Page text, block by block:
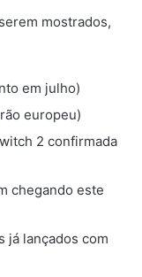
mostrados,
em julho)
europeu)
2 confirmada
chegando este
já lançados com